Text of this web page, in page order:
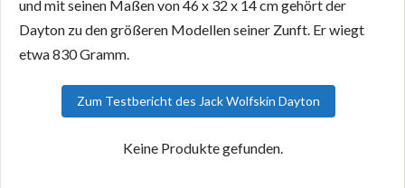
und mit seinen Maßen von 46 x 32 x 14 cm gehört der
Dayton zu den größeren Modellen seiner Zunft. Er wiegt
etwa 830 Gramm.
Zum Testbericht des Jack Wolfskin Dayton
Keine Produkte gefunden.